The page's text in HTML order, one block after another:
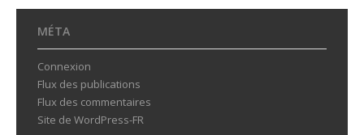
MÉTA
Connexion
Flux des publications
Flux des commentaires
Site de WordPress-FR